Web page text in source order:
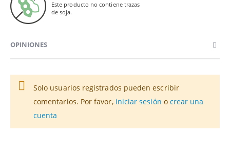
Este producto no contiene trazas
de soja.
OPINIONES
Solo usuarios registrados pueden escribir
comentarios. Por favor, iniciar sesión o crear una
cuenta